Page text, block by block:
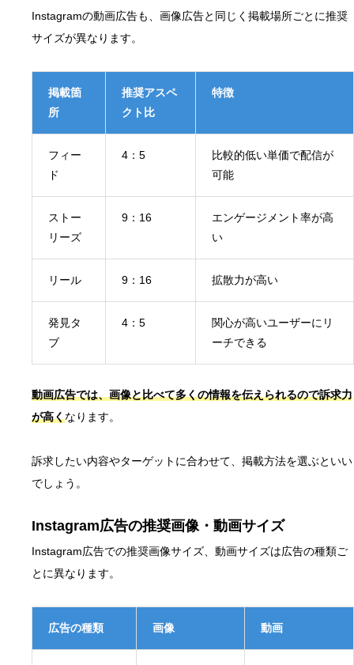
Instagramの動画広告も、画像広告と同じく掲載場所ごとに推奨
サイズが異なります。
掲載箇
所
推奨アスペ
クト比
特徴
フィー
ド
4：5
比較的低い単価で配信が
可能
ストー
リーズ
9：16
エンゲージメント率が高
い
リール 9：16 拡散力が高い
発見タ
ブ
4：5
関心が高いユーザーにリ
ーチできる
動画広告では、画像と比べて多くの情報を伝えられるので訴求力
が高くなります。
訴求したい内容やターゲットに合わせて、掲載方法を選ぶといい
でしょう。
Instagram広告の推奨画像・動画サイズ
Instagram広告での推奨画像サイズ、動画サイズは広告の種類ご
とに異なります。
広告の種類 画像 動画